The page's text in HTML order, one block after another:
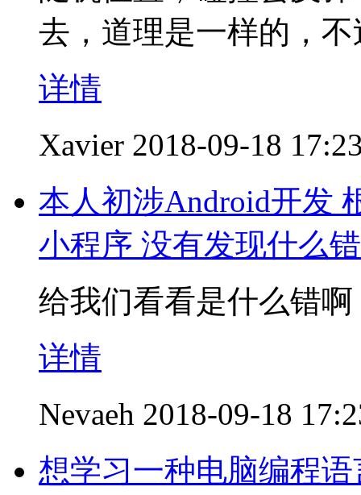
去，道理是一样的，
详情
Xavier 2018-09-18
本人初涉Android开发
小程序 没有发现什么
给我们看看是什么错啊
详情
Nevaeh 2018-09-18
想学习一种电脑编程